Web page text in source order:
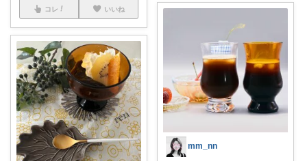
コレ いいね
mm_nn